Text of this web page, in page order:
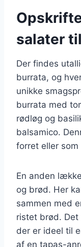
salater
Der findes
burrata, og
unikke
burrata med
rødløg og
balsamico.
forret eller
En anden
og brød. Her
sammen med
ristet brød. Det
der er ideel til
af en tapas-